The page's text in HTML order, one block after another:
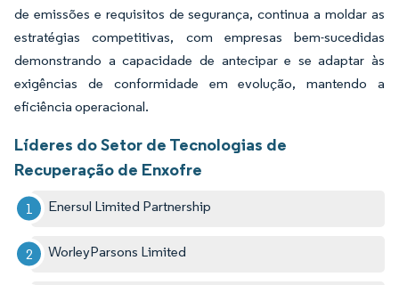
de emissões e requisitos de segurança, continua a moldar as
estratégias competitivas, com empresas bem-sucedidas
demonstrando a capacidade de antecipar e se adaptar às
exigências de conformidade em evolução, mantendo a
eficiência operacional.
Líderes do Setor de Tecnologias de
Recuperação de Enxofre
Enersul Limited Partnership
WorleyParsons Limited